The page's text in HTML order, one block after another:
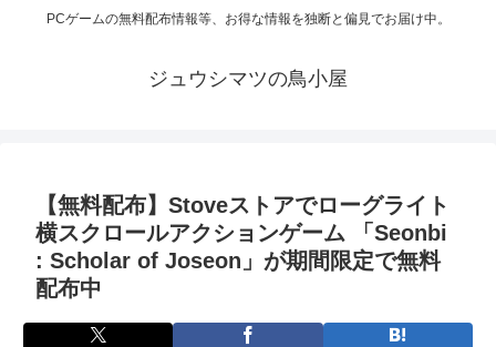
PCゲームの無料配布情報等、お得な情報を独断と偏見でお届け中。
ジュウシマツの鳥小屋
【無料配布】Stoveストアでローグライト
横スクロールアクションゲーム 「Seonbi
: Scholar of Joseon」が期間限定で無料
配布中